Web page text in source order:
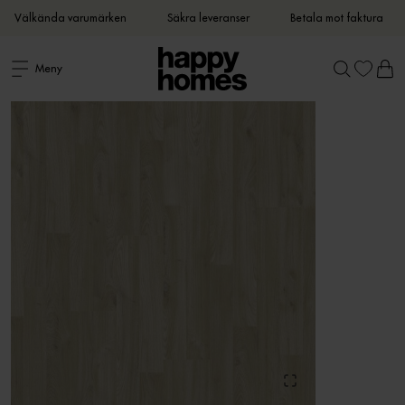
Välkända varumärken Säkra leveranser Betala mot faktura
Meny